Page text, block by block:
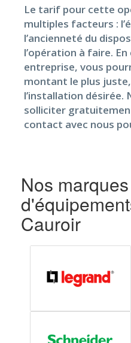
Le tarif pour cette
multiples facteurs :
l’ancienneté du
l’opération à faire.
entreprise, vous
montant le plus
l’installation désirée.
solliciter
contact avec nous
Nos marques
Cauroir